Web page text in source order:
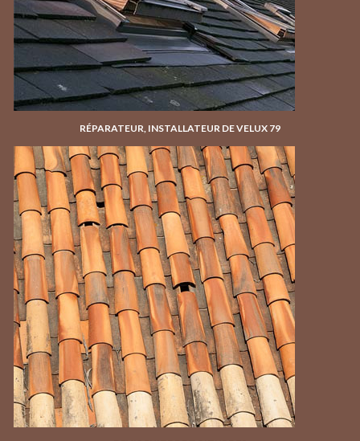
RÉPARATEUR, INSTALLATEUR DE VELUX 79